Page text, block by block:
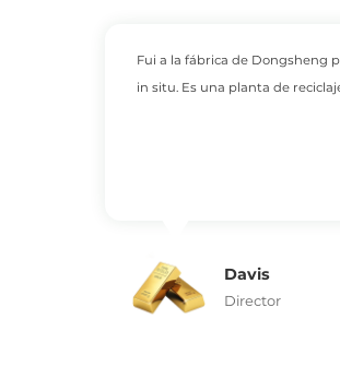
Fui a la fábrica de Dongsheng
in situ. Es una planta de
Davis
Director